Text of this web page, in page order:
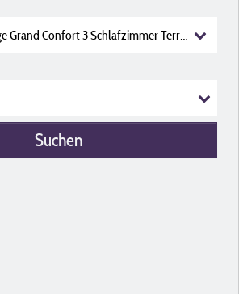
Grand Confort 3 Schlafzimmer Terrasse
Suchen